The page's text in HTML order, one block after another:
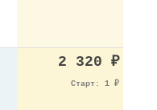
2 320 ₽
Старт: 1 ₽